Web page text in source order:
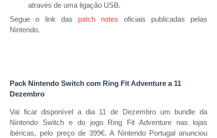
através de uma ligação USB.
Segue o link das patch notes oficiais publicadas pelas
Nintendo.
Pack Nintendo Switch com Ring Fit Adventure a 11
Dezembro
Vai ficar disponível a dia 11 de Dezembro um bundle da
Nintendo Switch e do jogo Ring Fit Adventure nas lojas
ibéricas, pelo preço de 399€. A Nintendo Portugal anunciou